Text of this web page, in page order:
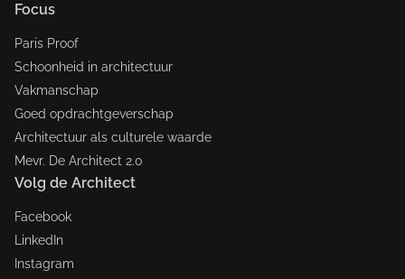
Focus
Paris Proof
Schoonheid in architectuur
Vakmanschap
Goed opdrachtgeverschap
Architectuur als culturele waarde
Mevr. De Architect 2.0
Volg de Architect
Facebook
LinkedIn
Instagram